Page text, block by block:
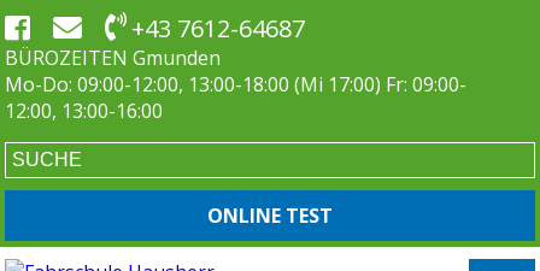
+43 7612-64687
BÜROZEITEN Gmunden
Mo-Do: 09:00-12:00, 13:00-18:00 (Mi 17:00) Fr: 09:00-
12:00, 13:00-16:00
ONLINE TEST